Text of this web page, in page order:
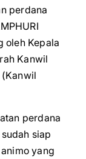
perdana
oleh Kepala
Kanwil
perdana
siap
yang